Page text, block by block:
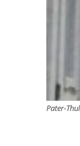
Pater-